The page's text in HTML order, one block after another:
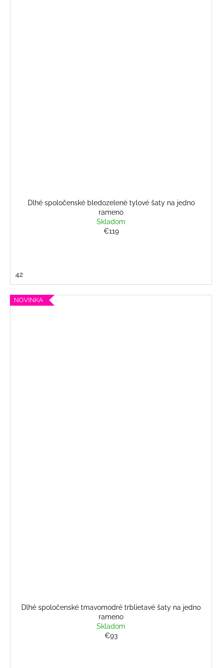
Dlhé spoločenské bledozelené tylové šaty na jedno
rameno
Skladom
€119
42
NOVINKA
Dlhé spoločenské tmavomodré trblietavé šaty na jedno
rameno
Skladom
€93